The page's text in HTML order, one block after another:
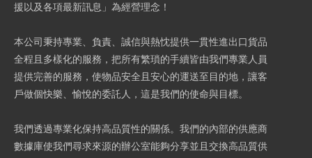
援以及各項最新訊息」為經營理念！
本公司秉持專業、負責、誠信與熱忱提供一貫性進出口貨品
全程且多樣化的服務，把所有繁瑣的手續皆由我們專業人員
提供完善的服務，使物品安全且安心的運送至目的地，讓客
戶做個快樂、愉悅的委託人，這是我們的使命與目標。
我們透過專業化保持高品質性的關係。我們的內部的供應商
數據庫使我們尋求來源的辦公室能夠分享並且交換高品質供